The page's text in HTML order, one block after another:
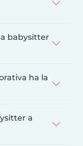
babysitter
ha la
a